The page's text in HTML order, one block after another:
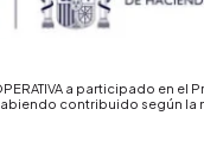
a participado
contribuido según